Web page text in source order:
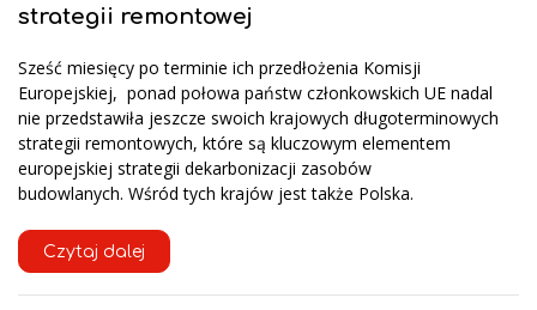
strategii remontowej
Sześć miesięcy po terminie ich przedłożenia Komisji
Europejskiej, ponad połowa państw członkowskich UE nadal
nie przedstawiła jeszcze swoich krajowych długoterminowych
strategii remontowych, które są kluczowym elementem
europejskiej strategii dekarbonizacji zasobów
budowlanych. Wśród tych krajów jest także Polska.
Czytaj dalej